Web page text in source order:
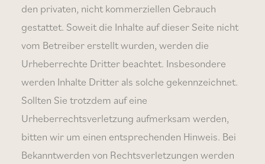
den privaten, nicht kommerziellen Gebrauch
gestattet. Soweit die Inhalte auf dieser Seite nicht
vom Betreiber erstellt wurden, werden die
Urheberrechte Dritter beachtet. Insbesondere
werden Inhalte Dritter als solche gekennzeichnet.
Sollten Sie trotzdem auf eine
Urheberrechtsverletzung aufmerksam werden,
bitten wir um einen entsprechenden Hinweis. Bei
Bekanntwerden von Rechtsverletzungen werden